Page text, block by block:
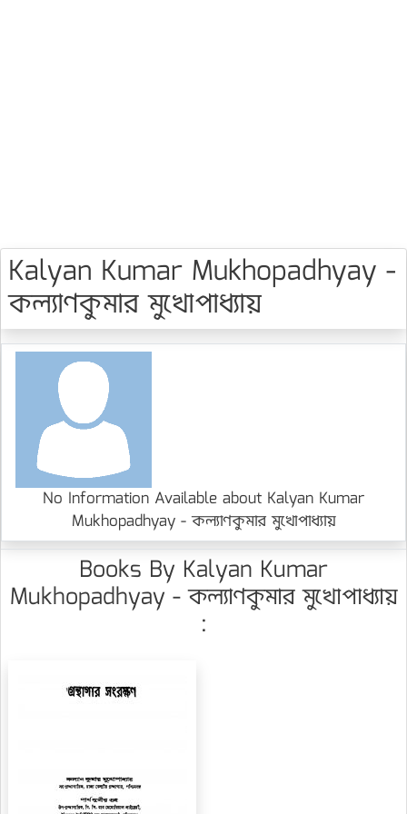
Kalyan Kumar Mukhopadhyay -
কল্যাণকুমার মুখোপাধ্যায়
No Information Available about Kalyan Kumar
Mukhopadhyay - কল্যাণকুমার মুখোপাধ্যায়
Books By Kalyan Kumar
Mukhopadhyay - কল্যাণকুমার মুখোপাধ্যায়
: